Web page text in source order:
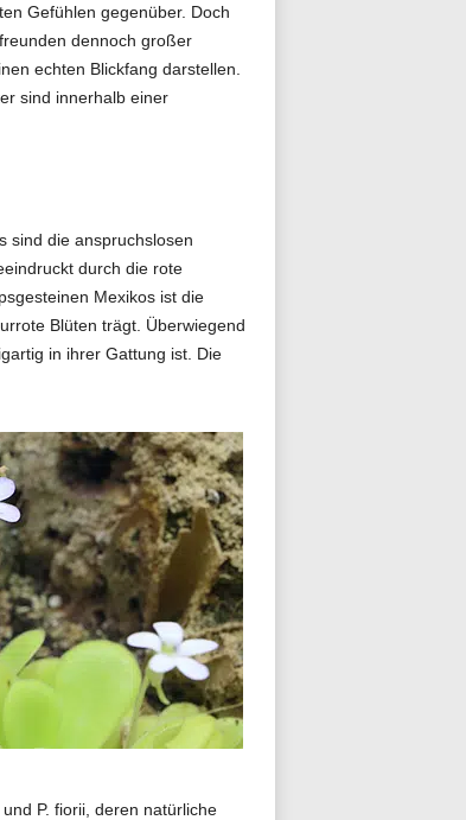
Gefühlen gegenüber. Doch
dennoch großer
echten Blickfang darstellen.
sind innerhalb einer
sind die anspruchslosen
durch die rote
Mexikos ist die
Blüten trägt. Überwiegend
in ihrer Gattung ist. Die
P. fiorii, deren natürliche